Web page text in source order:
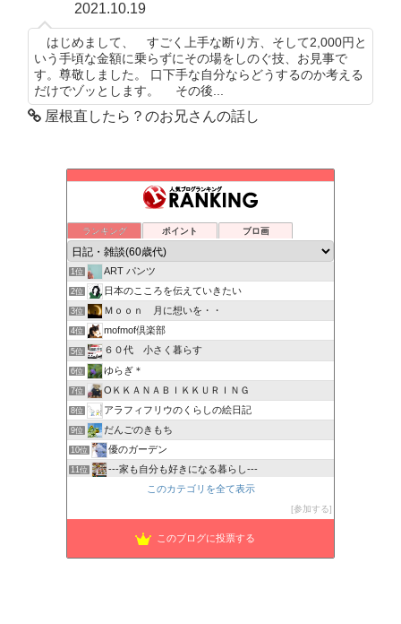
2021.10.19
はじめまして、 すごく上手な断り方、そして2,000円と
いう手頃な金額に乗らずにその場をしのぐ技、お見事で
す。尊敬しました。 口下手な自分ならどうするのか考える
だけでゾッとします。 その後...
屋根直したら？のお兄さんの話し
ランキング ポイント ブロ画
1位 ART パンツ
2位 日本のこころを伝えていきたい
3位 Ｍｏｏｎ 月に想いを・・
4位 mofmof倶楽部
5位 ６０代 小さく暮らす
6位 ゆらぎ＊
7位 OＫＫＡＮＡＢＩＫＫＵＲＩＮＧ
8位 アラフィフリウのくらしの絵日記
9位 だんごのきもち
10位 優のガーデン
11位 ---家も自分も好きになる暮らし---
さくら色の日々
瑠璃子のシニアライフブログ・マイペースでいこう！
HOUKOUの彷徨人生
このカテゴリを全て表示
参加する
このブログに投票する